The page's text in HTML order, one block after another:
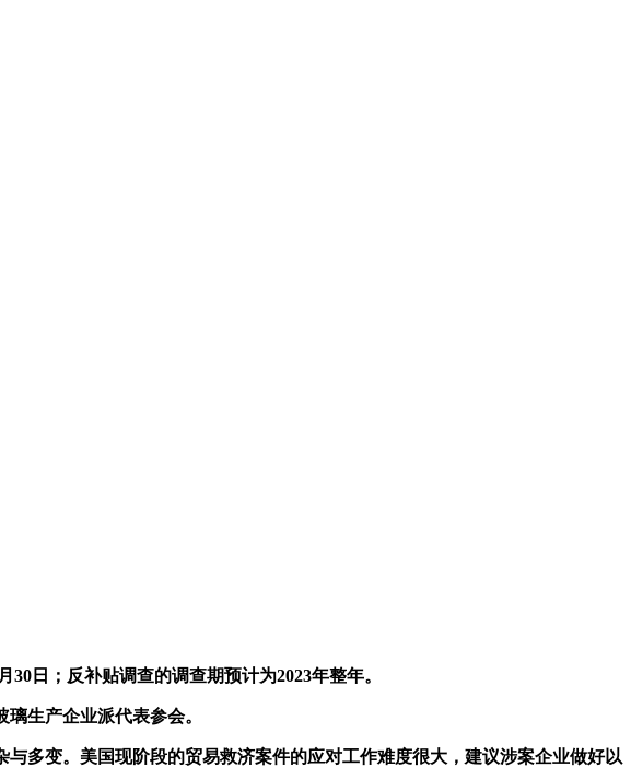
日；反补贴调查的调查期预计为2023年整年。
生产企业派代表参会。
变。美国现阶段的贸易救济案件的应对工作难度很大，建议涉案企业做好以